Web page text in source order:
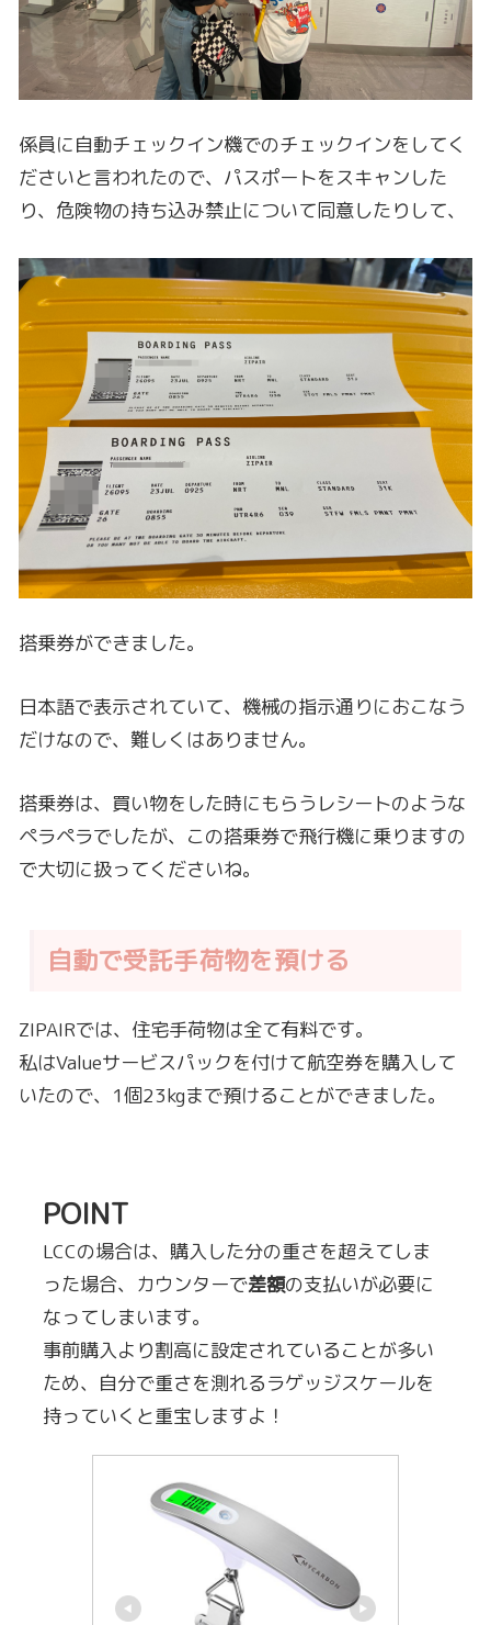
係員に自動チェックイン機でのチェックインをしてく
ださいと言われたので、パスポートをスキャンした
り、危険物の持ち込み禁止について同意したりして、
搭乗券ができました。
日本語で表示されていて、機械の指示通りにおこなう
だけなので、難しくはありません。
搭乗券は、買い物をした時にもらうレシートのような
ペラペラでしたが、この搭乗券で飛行機に乗りますの
で大切に扱ってくださいね。
自動で受託手荷物を預ける
ZIPAIRでは、住宅手荷物は全て有料です。
私はValueサービスパックを付けて航空券を購入して
いたので、1個23kgまで預けることができました。
POINT
LCCの場合は、購入した分の重さを超えてしま
った場合、カウンターで差額の支払いが必要に
なってしまいます。
事前購入より割高に設定されていることが多い
ため、自分で重さを測れるラゲッジスケールを
持っていくと重宝しますよ！